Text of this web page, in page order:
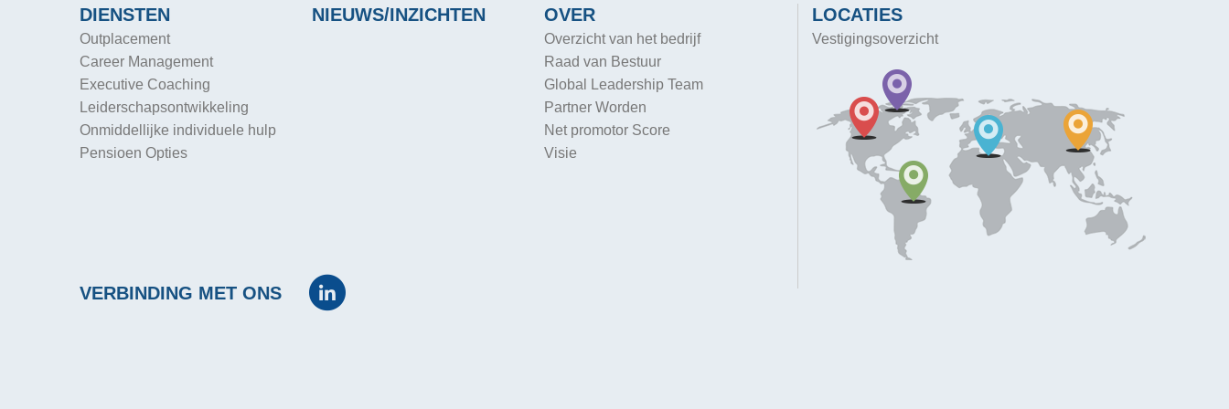
DIENSTEN
Outplacement
Career Management
Executive Coaching
Leiderschapsontwikkeling
Onmiddellijke individuele hulp
Pensioen Opties
NIEUWS/INZICHTEN OVER
Overzicht van het bedrijf
Raad van Bestuur
Global Leadership Team
Partner Worden
Net promotor Score
Visie
VERBINDING MET ONS
LOCATIES
Vestigingsoverzicht